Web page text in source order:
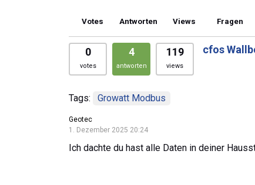
Votes Antworten Views Fragen
0
votes
4
antworten
119
views
cfos
Tags: Growatt Modbus
Geotec
1. Dezember 2025 20:24
Ich dachte du hast alle Daten in deiner